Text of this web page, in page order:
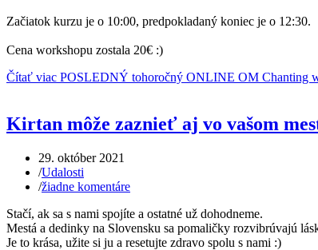
Začiatok kurzu je o 10:00, predpokladaný koniec je o 12:30.
Cena workshopu zostala 20€ :)
Čítať viac POSLEDNÝ tohoročný ONLINE OM Chanting
Kirtan môže zaznieť aj vo vašom
29. október 2021
/Udalosti
/žiadne komentáre
Stačí, ak sa s nami spojíte a ostatné už dohodneme.
Mestá a dedinky na Slovensku sa pomaličky rozvibrúvajú
Je to krása, užite si ju a resetujte zdravo spolu s nami :)